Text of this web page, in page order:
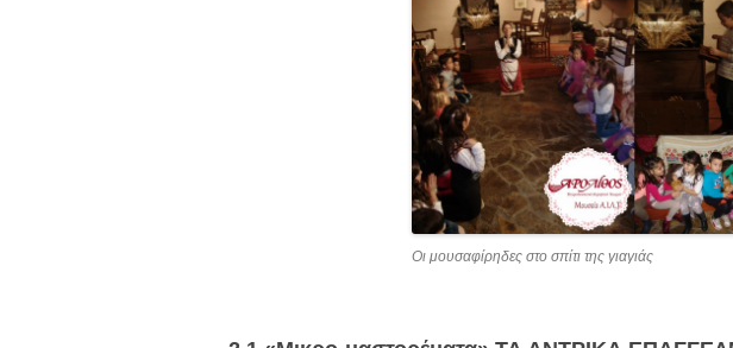
Οι μουσαφίρηδες στο σπίτι της γιαγιάς